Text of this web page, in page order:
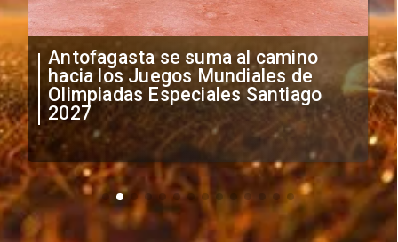
Antofagasta se suma al camino
hacia los Juegos Mundiales de
Olimpiadas Especiales Santiago
2027